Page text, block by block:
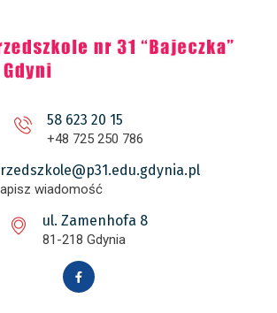
58 623 20 15
+48 725 250 786
wiadomość
ul. Zamenhofa 8
81-218 Gdynia